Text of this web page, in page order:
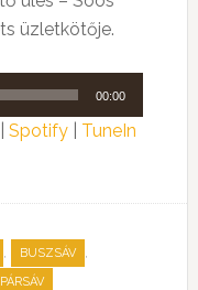
üzletkötője.
00:00
Spotify| TuneIn
, BUSZSÁV ,